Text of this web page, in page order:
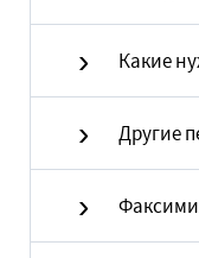
Какие
Другие